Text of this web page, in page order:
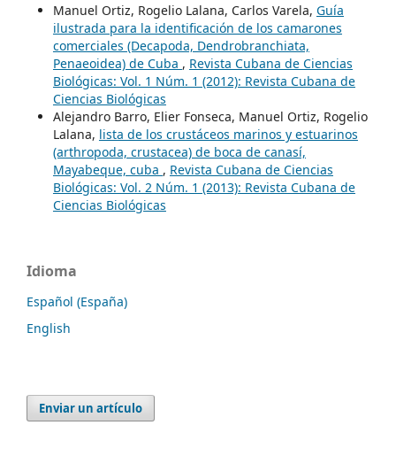
Manuel Ortiz, Rogelio Lalana, Carlos Varela, Guía
ilustrada para la identificación de los camarones
comerciales (Decapoda, Dendrobranchiata,
Penaeoidea) de Cuba , Revista Cubana de Ciencias
Biológicas: Vol. 1 Núm. 1 (2012): Revista Cubana de
Ciencias Biológicas
Alejandro Barro, Elier Fonseca, Manuel Ortiz, Rogelio
Lalana, lista de los crustáceos marinos y estuarinos
(arthropoda, crustacea) de boca de canasí,
Mayabeque, cuba , Revista Cubana de Ciencias
Biológicas: Vol. 2 Núm. 1 (2013): Revista Cubana de
Ciencias Biológicas
Idioma
Español (España)
English
Enviar un artículo